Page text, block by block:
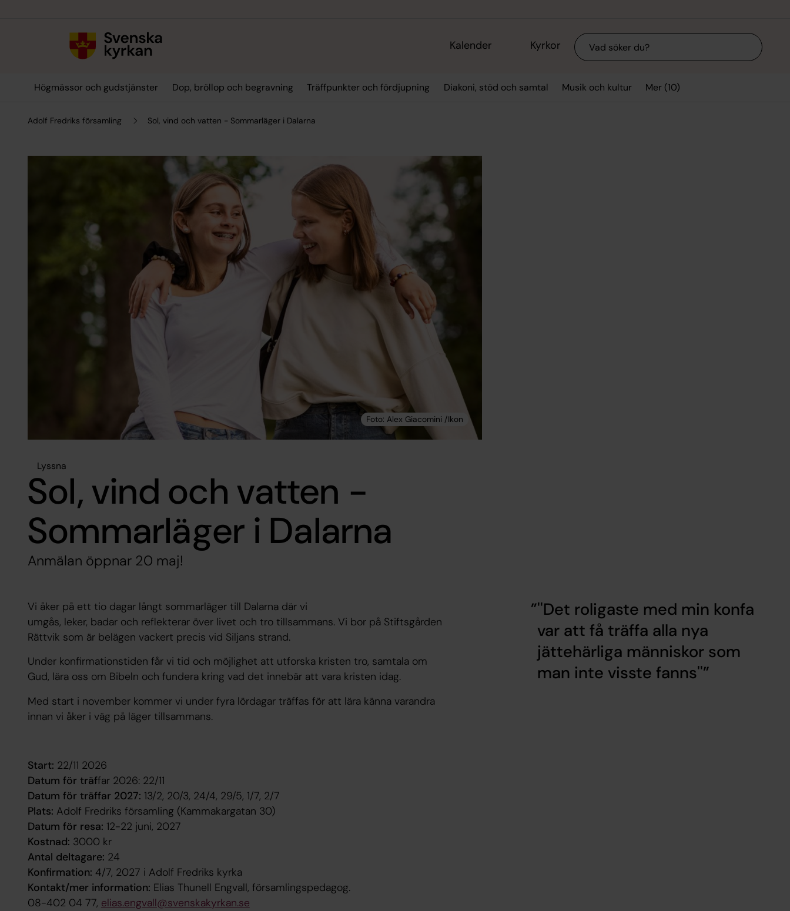
Kalender Kyrkor Sök
Högmässor och gudstjänster Dop, bröllop och begravning Träffpunkter och fördjupning Diakoni, stöd och samtal Musik och kultur Mer (10)
Adolf Fredriks församling Sol, vind och vatten - Sommarläger i Dalarna
Lyssna
Sol, vind och vatten -
Sommarläger i Dalarna
Anmälan öppnar 20 maj!
Vi åker på ett tio dagar långt sommarläger till Dalarna där vi
umgås, leker, badar och reflekterar över livet och tro tillsammans. Vi bor på Stiftsgården
Rättvik som är belägen vackert precis vid Siljans strand.
Under konfirmationstiden får vi tid och möjlighet att utforska kristen tro, samtala om
Gud, lära oss om Bibeln och fundera kring vad det innebär att vara kristen idag.
Med start i november kommer vi under fyra lördagar träffas för att lära känna varandra
innan vi åker i väg på läger tillsammans.
Start: 22/11 2026
Datum för träffar 2026: 22/11
Datum för träffar 2027: 13/2, 20/3, 24/4, 29/5, 1/7, 2/7
Plats: Adolf Fredriks församling (Kammakargatan 30)
Datum för resa: 12-22 juni, 2027
Kostnad: 3000 kr
Antal deltagare: 24
Konfirmation: 4/7, 2027 i Adolf Fredriks kyrka
Kontakt/mer information: Elias Thunell Engvall, församlingspedagog.
08-402 04 77, elias.engvall@svenskakyrkan.se
''Det roligaste med min konfa
var att få träffa alla nya
jättehärliga människor som
man inte visste fanns''